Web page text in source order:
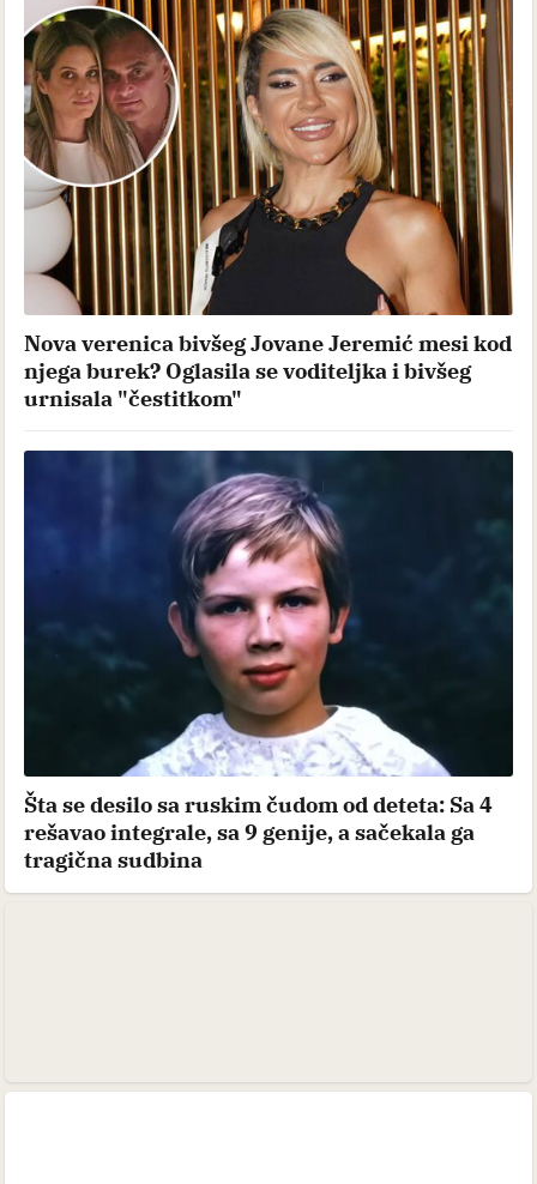
Nova verenica bivšeg Jovane Jeremić mesi kod
njega burek? Oglasila se voditeljka i bivšeg
urnisala "čestitkom"
Šta se desilo sa ruskim čudom od deteta: Sa 4
rešavao integrale, sa 9 genije, a sačekala ga
tragična sudbina